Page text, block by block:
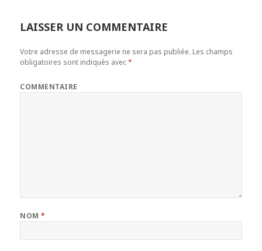
LAISSER UN COMMENTAIRE
Votre adresse de messagerie ne sera pas publiée. Les champs
obligatoires sont indiqués avec*
COMMENTAIRE
NOM*